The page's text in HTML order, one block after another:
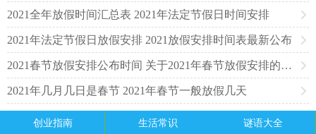
2021全年放假时间汇总表 2021年法定节假日时间安排
2021年法定节假日放假安排 2021放假安排时间表最新公布
2021春节放假安排公布时间 关于2021年春节放假安排的通知
2021年几月几日是春节 2021年春节一般放假几天
创业指南 生活常识 谜语大全